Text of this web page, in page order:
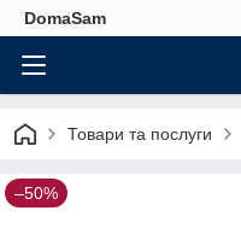
DomaSam
Товари та послуги
–50%